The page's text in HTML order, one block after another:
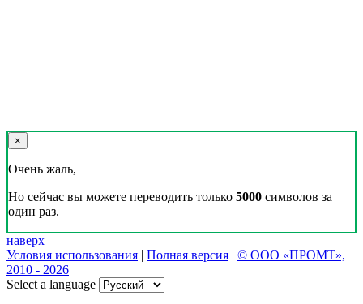
×
Очень жаль,
Но сейчас вы можете переводить только 5000 символов за
один раз.
наверх
Условия использования | Полная версия | © ООО «ПРОМТ»,
2010 - 2026
Select a language